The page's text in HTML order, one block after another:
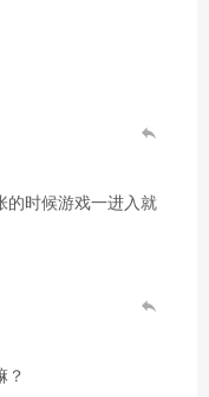
的时候游戏一进入就
？